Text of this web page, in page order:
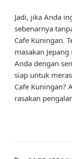
Jadi, jika Anda
sebenarnya
Cafe Kuningan.
masakan
Anda dengan
siap untuk
Cafe Kuningan?
rasakan